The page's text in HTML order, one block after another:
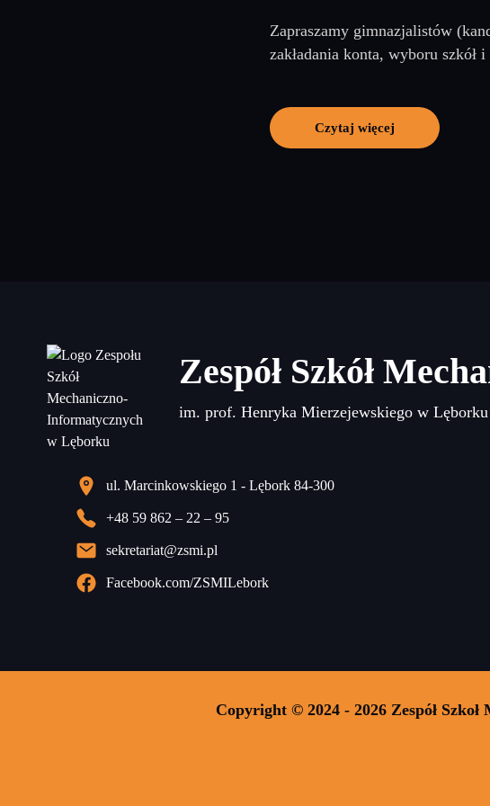
Zapraszamy gimnazjalistów
zakładania konta, wyboru
Czytaj więcej
Zespół Szkół
im. prof. Henryka Mierzejewskiego w Lęborku
ul. Marcinkowskiego 1 - Lębork 84-300
+48 59 862 – 22 – 95
sekretariat@zsmi.pl
Facebook.com/ZSMILebork
Copyright © 2024 - 2026 Zespół